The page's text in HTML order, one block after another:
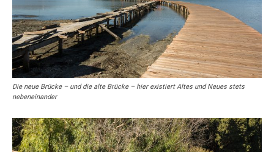
Die neue Brücke – und die alte Brücke – hier existiert Altes und Neues stets
nebeneinander